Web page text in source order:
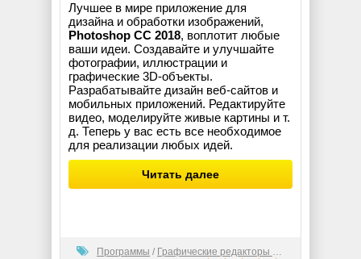
Лучшее в мире приложение для
дизайна и обработки изображений,
Photoshop CC 2018, воплотит любые
ваши идеи. Создавайте и улучшайте
фотографии, иллюстрации и
графические 3D-объекты.
Разрабатывайте дизайн веб-сайтов и
мобильных приложений. Редактируйте
видео, моделируйте живые картины и т.
д. Теперь у вас есть все необходимое
для реализации любых идей.
Читать далее
Программы / Графические редакторы (2D)